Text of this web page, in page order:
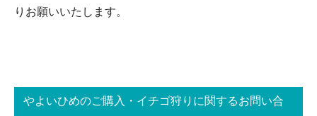
りお願いいたします。
やよいひめのご購入・イチゴ狩りに関するお問い合